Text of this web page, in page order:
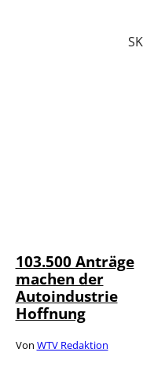
SK
103.500 Anträge
machen der
Autoindustrie
Hoffnung
Von WTV Redaktion